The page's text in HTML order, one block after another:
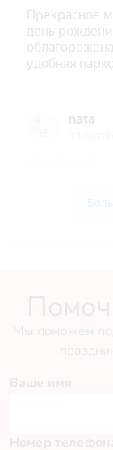
Мы поможем
Ваше имя
Номер